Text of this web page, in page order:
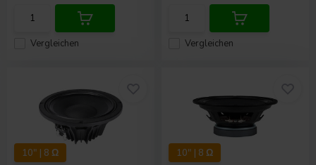
Vergleichen Vergleichen
10" | 8 Ω 10" | 8 Ω